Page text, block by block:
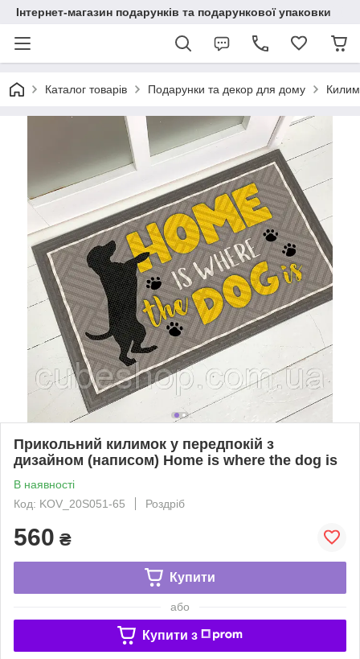
Інтернет-магазин подарунків та подарункової упаковки
Каталог товарів Подарунки та декор для дому
Прикольний килимок у передпокій з
дизайном (написом) Home is where the dog is
В наявності
Код: KOV_20S051-65
Роздріб
560 ₴
Купити
або
Купити з